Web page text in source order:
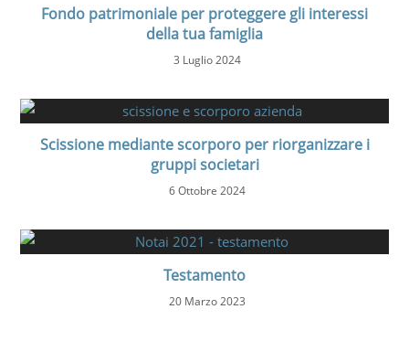
Fondo patrimoniale per proteggere gli interessi
della tua famiglia
3 Luglio 2024
Scissione mediante scorporo per riorganizzare i
gruppi societari
6 Ottobre 2024
Testamento
20 Marzo 2023